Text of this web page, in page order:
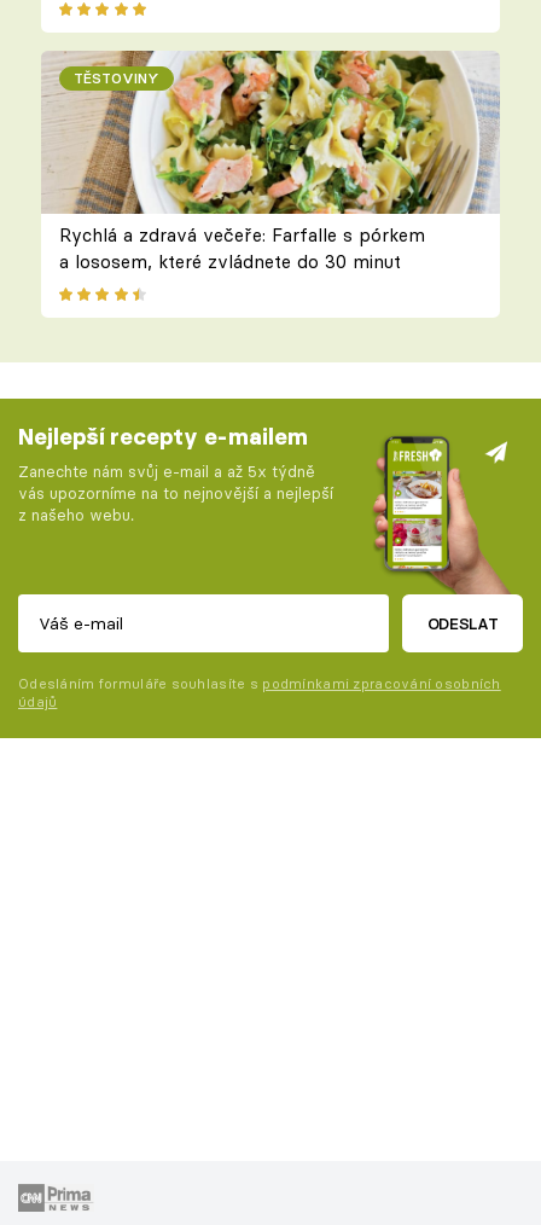
TĚSTOVINY
Rychlá a zdravá večeře: Farfalle s pórkem
a lososem, které zvládnete do 30 minut
Nejlepší recepty e-mailem
Zanechte nám svůj e-mail a až 5x týdně
vás upozorníme na to nejnovější a nejlepší
z našeho webu.
ODESLAT
Odesláním formuláře souhlasíte s podmínkami zpracování osobních
údajů